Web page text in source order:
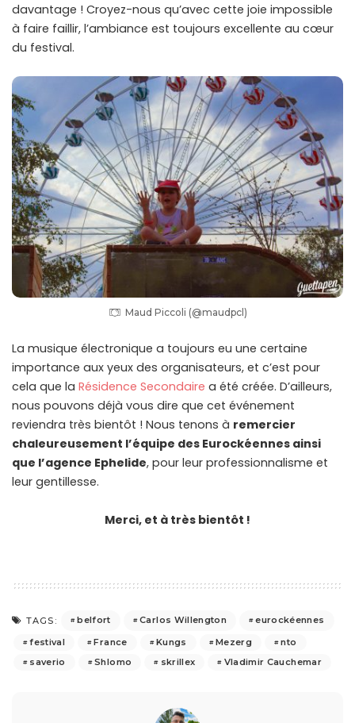
davantage ! Croyez-nous qu’avec cette joie impossible
à faire faillir, l’ambiance est toujours excellente au cœur
du festival.
Maud Piccoli (@maudpcl)
La musique électronique a toujours eu une certaine
importance aux yeux des organisateurs, et c’est pour
cela que la Résidence Secondaire a été créée. D’ailleurs,
nous pouvons déjà vous dire que cet événement
reviendra très bientôt ! Nous tenons à remercier
chaleureusement l’équipe des Eurockéennes ainsi
que l’agence Ephelide, pour leur professionnalisme et
leur gentillesse.
Merci, et à très bientôt !
TAGS: belfort Carlos Willengton
eurockéennes
festival
France Kungs Mezerg
nto
saverio
Shlomo skrillex Vladimir Cauchemar